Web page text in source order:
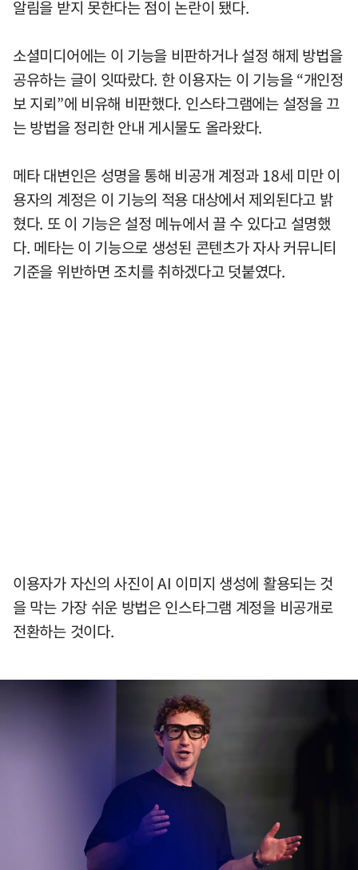
알림을 받지 못한다는 점이 논란이 됐다.
소셜미디어에는 이 기능을 비판하거나 설정 해제 방법을
공유하는 글이 잇따랐다. 한 이용자는 이 기능을 “개인정
보 지뢰”에 비유해 비판했다. 인스타그램에는 설정을 끄
는 방법을 정리한 안내 게시물도 올라왔다.
메타 대변인은 성명을 통해 비공개 계정과 18세 미만 이
용자의 계정은 이 기능의 적용 대상에서 제외된다고 밝
혔다. 또 이 기능은 설정 메뉴에서 끌 수 있다고 설명했
다. 메타는 이 기능으로 생성된 콘텐츠가 자사 커뮤니티
기준을 위반하면 조치를 취하겠다고 덧붙였다.
이용자가 자신의 사진이 AI 이미지 생성에 활용되는 것
을 막는 가장 쉬운 방법은 인스타그램 계정을 비공개로
전환하는 것이다.